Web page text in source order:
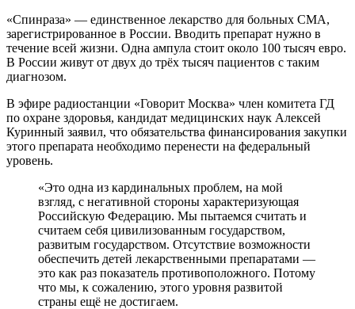
«Спинраза» — единственное лекарство для больных СМА,
зарегистрированное в России. Вводить препарат нужно в
течение всей жизни. Одна ампула стоит около 100 тысяч евро.
В России живут от двух до трёх тысяч пациентов с таким
диагнозом.
В эфире радиостанции «Говорит Москва» член комитета ГД
по охране здоровья, кандидат медицинских наук Алексей
Куринный заявил, что обязательства финансирования закупки
этого препарата необходимо перенести на федеральный
уровень.
«Это одна из кардинальных проблем, на мой
взгляд, с негативной стороны характеризующая
Российскую Федерацию. Мы пытаемся считать и
считаем себя цивилизованным государством,
развитым государством. Отсутствие возможности
обеспечить детей лекарственными препаратами —
это как раз показатель противоположного. Потому
что мы, к сожалению, этого уровня развитой
страны ещё не достигаем.